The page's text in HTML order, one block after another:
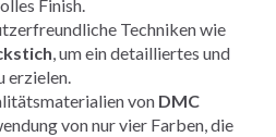
Finish.
Techniken wie
, um ein detailliertes und
erzielen.
von DMC
von nur vier Farben, die